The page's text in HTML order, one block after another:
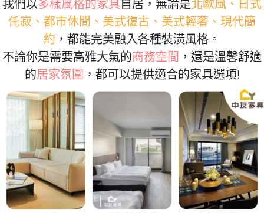
我們以多樣風格的家具自居，無論是北歐風、日式
仛寂、都市休閒、美式復古、美式輕奢、現代簡
約 ，都能完美融入各種裝潢風格。
不論你是需要高雅大氣的商務空間 ，還是溫馨舒適
的居家氛圍 ，都可以提供適合的家具選項!